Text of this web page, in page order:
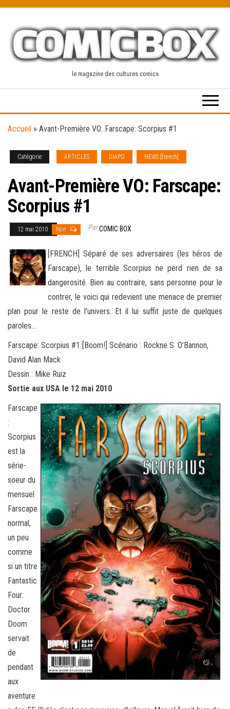
content
le magazine des cultures comics
Accueil » Avant-Première VO: Farscape: Scorpius #1
Catégorie ARTICLES DIAPO NEWS [french]
Avant-Première VO: Farscape:
Scorpius #1
12 mai 2010 Non ParCOMIC BOX
[FRENCH] Séparé de ses adversaires (les héros de
Farscape), le terrible Scorpius ne perd rien de sa
dangerosité. Bien au contraire, sans personne pour le
contrer, le voici qui redevient une menace de premier
plan pour le reste de l’univers. Et il lui suffitjuste de quelques
paroles…
Farscape: Scorpius #1 [Boom!] Scénario : Rockne S. O’Bannon,
David Alan Mack
Dessin : Mike Ruiz
Sortie aux USA le 12 mai 2010
Farscape
:
Scorpius
est la
série-
soeur du
mensuel
Farscape
normal,
un peu
comme
si un titre
Fantastic
Four:
Doctor
Doom
servait
de
pendant
aux
aventure